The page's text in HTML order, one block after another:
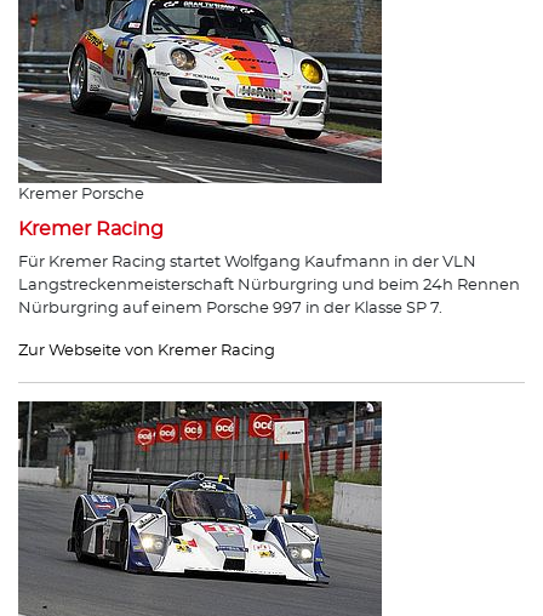
Kremer Porsche
Kremer Racing
Für Kremer Racing startet Wolfgang Kaufmann in der VLN
Langstreckenmeisterschaft Nürburgring und beim 24h Rennen
Nürburgring auf einem Porsche 997 in der Klasse SP 7.
Zur Webseite von Kremer Racing